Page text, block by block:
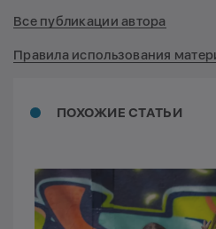
ПОХОЖИЕ СТАТЬИ
Все публикации автора
Правила использования